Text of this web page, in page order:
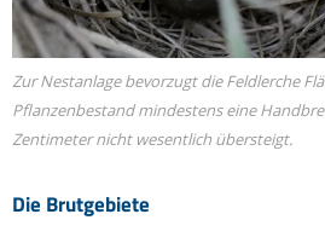
Die Brutgebiete
Zur Nestanlage bevorzugt die Feldlerche
Pflanzenbestand mindestens eine
Zentimeter nicht wesentlich übersteigt.